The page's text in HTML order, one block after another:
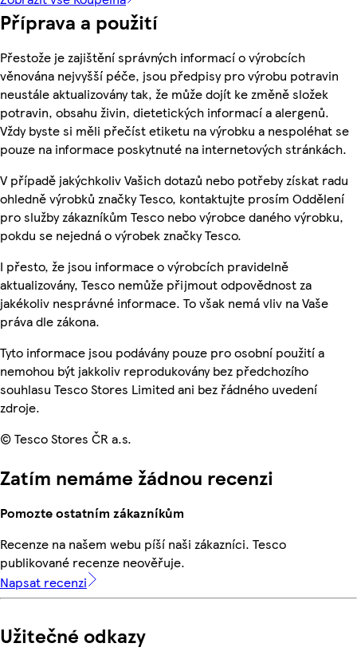
Příprava a použití
Přestože je zajištění správných informací o výrobcích
věnována nejvyšší péče, jsou předpisy pro výrobu potravin
neustále aktualizovány tak, že může dojít ke změně složek
potravin, obsahu živin, dietetických informací a alergenů.
Vždy byste si měli přečíst etiketu na výrobku a nespoléhat se
pouze na informace poskytnuté na internetových stránkách.
V případě jakýchkoliv Vašich dotazů nebo potřeby získat radu
ohledně výrobků značky Tesco, kontaktujte prosím Oddělení
pro služby zákazníkům Tesco nebo výrobce daného výrobku,
pokdu se nejedná o výrobek značky Tesco.
I přesto, že jsou informace o výrobcích pravidelně
aktualizovány, Tesco nemůže přijmout odpovědnost za
jakékoliv nesprávné informace. To však nemá vliv na Vaše
práva dle zákona.
Tyto informace jsou podávány pouze pro osobní použití a
nemohou být jakkoliv reprodukovány bez předchozího
souhlasu Tesco Stores Limited ani bez řádného uvedení
zdroje.
© Tesco Stores ČR a.s.
Zatím nemáme žádnou recenzi
Pomozte ostatním zákazníkům
Recenze na našem webu píší naši zákazníci. Tesco
publikované recenze neověřuje.
Napsat recenzi
Užitečné odkazy